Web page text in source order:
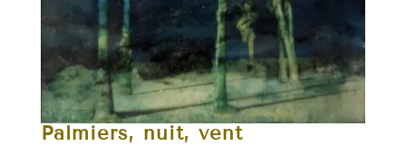
Palmiers, nuit, vent